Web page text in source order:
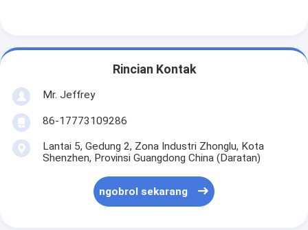
Bagian Pompa Lumpur
Rincian Kontak
Mr. Jeffrey
86-17773109286
Lantai 5, Gedung 2, Zona Industri Zhonglu, Kota
Shenzhen, Provinsi Guangdong China (Daratan)
ngobrol sekarang